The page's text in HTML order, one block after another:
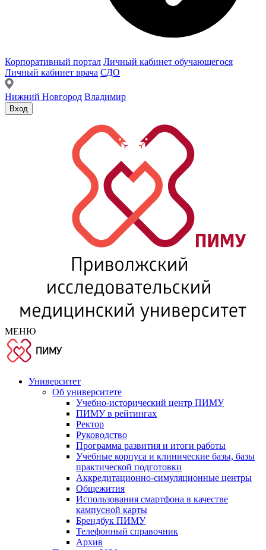
Корпоративный портал Личный кабинет обучающегося
Личный кабинет врача СДО
Нижний Новгород Владимир
Вход
МЕНЮ
Университет
Об университете
Учебно-исторический центр ПИМУ
ПИМУ в рейтингах
Ректор
Руководство
Программа развития и итоги работы
Учебные корпуса и клинические базы, базы
практической подготовки
Аккредитационно-симуляционные центры
Общежития
Использования смартфона в качестве
кампусной карты
Брендбук ПИМУ
Телефонный справочник
Архив